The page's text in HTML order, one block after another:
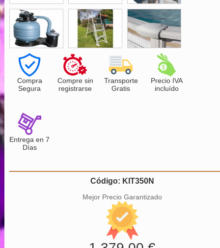
Compra
Segura
Compre sin
registrarse
Transporte
Gratis
Precio IVA
incluído
Entrega en 7
Días
Código: KIT350N
Mejor Precio Garantizado